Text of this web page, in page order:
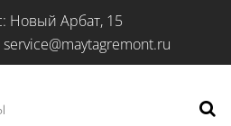
Новый Арбат, 15
service@maytagremont.ru